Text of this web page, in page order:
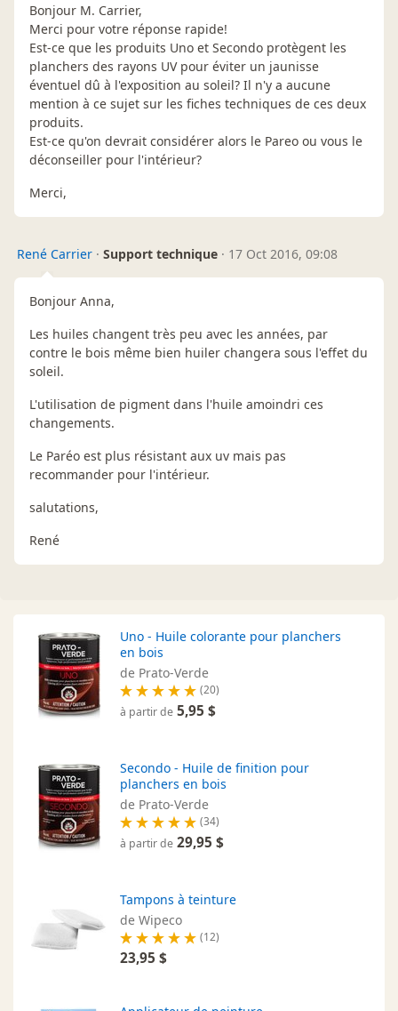
Bonjour M. Carrier,
Merci pour votre réponse rapide!
Est-ce que les produits Uno et Secondo protègent les
planchers des rayons UV pour éviter un jaunisse
éventuel dû à l'exposition au soleil? Il n'y a aucune
mention à ce sujet sur les fiches techniques de ces deux
produits.
Est-ce qu'on devrait considérer alors le Pareo ou vous le
déconseiller pour l'intérieur?
Merci,
René Carrier · Support technique · 17 Oct 2016, 09:08
Bonjour Anna,
Les huiles changent très peu avec les années, par
contre le bois même bien huiler changera sous l'effet du
soleil.
L'utilisation de pigment dans l'huile amoindri ces
changements.
Le Paréo est plus résistant aux uv mais pas
recommander pour l'intérieur.
salutations,
René
Uno - Huile colorante pour planchers
en bois
de Prato-Verde
(20)
à partir de 5,95 $
Secondo - Huile de finition pour
planchers en bois
de Prato-Verde
(34)
à partir de 29,95 $
Tampons à teinture
de Wipeco
(12)
23,95 $